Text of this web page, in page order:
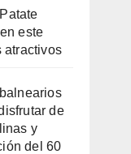
este
atractivos
de
y
del 60